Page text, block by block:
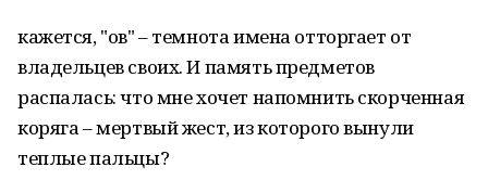
кажется, "ов" – темнота имена отторгает от
владельцев своих. И память предметов
распалась: что мне хочет напомнить скор­ченная
коряга – мертвый жест, из которого вынули
теплые пальцы?